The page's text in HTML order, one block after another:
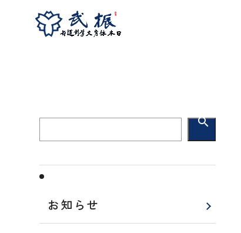
ホーム お知らせ
search
お知らせ